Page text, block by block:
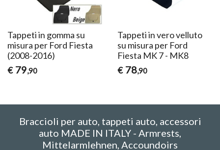
Tappeti in gomma su
misura per Ford Fiesta
(2008-2016)
€ 79,90
Tappeti in vero velluto
su misura per Ford
Fiesta MK 7 - MK8
€ 78,90
Braccioli per auto, tappeti auto, accessori
auto MADE IN ITALY - Armrests,
Mittelarmlehnen, Accoundoirs